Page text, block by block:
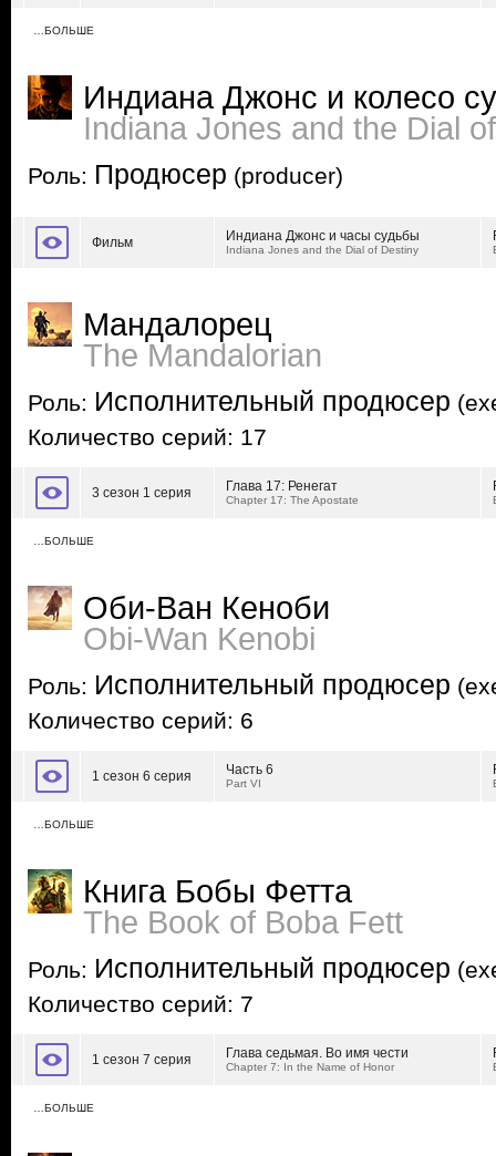
…БОЛЬШЕ
Индиана Джонс и колесо
Indiana Jones and the Dial
Роль: Продюсер (producer)
Фильм Индиана Джонс и часы судьбы
Indiana Jones and the Dial of Destiny
Мандалорец
The Mandalorian
Роль: Исполнительный продюсер
Количество серий: 17
3 сезон 1 серия Глава 17: Ренегат
Chapter 17: The Apostate
…БОЛЬШЕ
Оби-Ван Кеноби
Obi-Wan Kenobi
Роль: Исполнительный продюсер
Количество серий: 6
1 сезон 6 серия Часть 6
Part VI
…БОЛЬШЕ
Книга Бобы Фетта
The Book of Boba Fett
Роль: Исполнительный продюсер
Количество серий: 7
1 сезон 7 серия Глава седьмая. Во имя чести
Chapter 7: In the Name of Honor
…БОЛЬШЕ